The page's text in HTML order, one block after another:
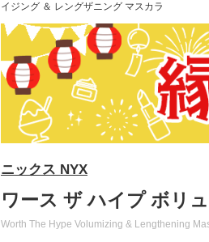
イジング ＆ レングザニング マスカラ
ニックス NYX
ワース ザ ハイプ ボリ
Worth The Hype Volumizing & Lengthening